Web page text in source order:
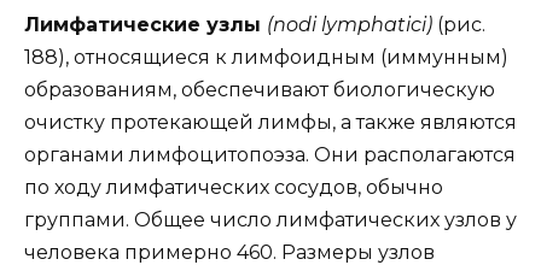
Лимфатические узлы (nodi lymphatici) (рис.
188), относящиеся к лимфоидным (иммунным)
образованиям, обеспечивают биологическую
очистку протекающей лимфы, а также являются
органами лимфоцитопоэза. Они располагаются
по ходу лимфатических сосудов, обычно
группами. Общее число лимфатических узлов у
человека примерно 460. Размеры узлов